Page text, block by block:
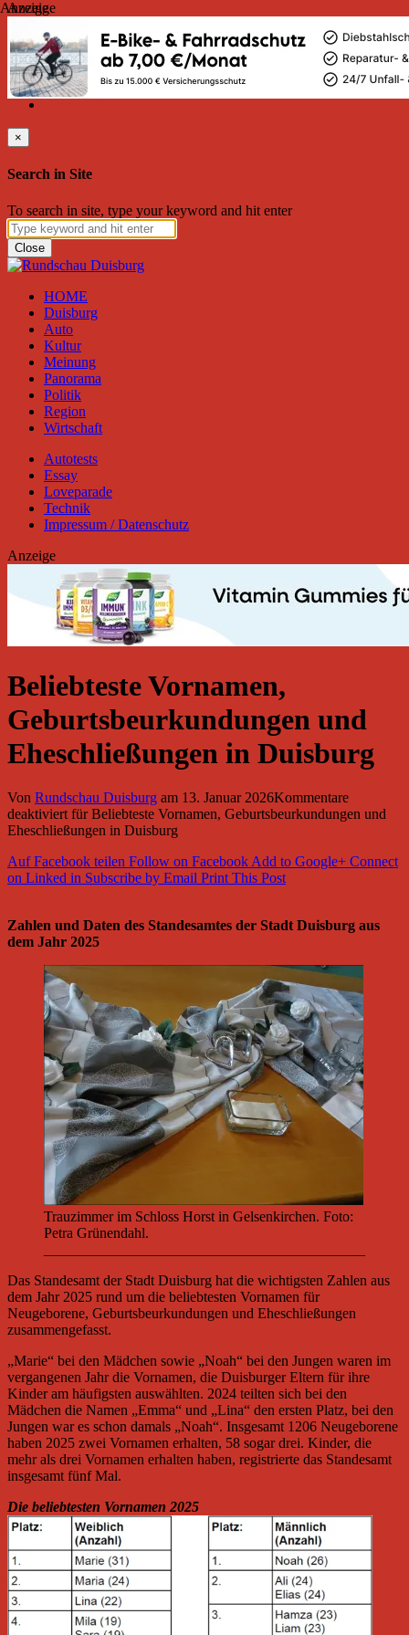
Freitag, August 07, 2026
Friend on Facebook Follow on Twitter
Subscribe to RSS
Search
×
Search in Site
To search in site, type your keyword and hit enter
Close
HOME
Duisburg
Auto
Kultur
Meinung
Panorama
Politik
Region
Wirtschaft
Autotests
Essay
Loveparade
Technik
Impressum / Datenschutz
Anzeige
Beliebteste Vornamen,
Geburtsbeurkundungen und
Eheschließungen in Duisburg
Von Rundschau Duisburg am 13. Januar 2026Kommentare
deaktiviertfür Beliebteste Vornamen, Geburtsbeurkundungen und
Eheschließungen in Duisburg
Auf Facebook teilen Follow on FacebookAdd to Google+ Connect
on Linked in Subscribe by Email Print This Post
Zahlen und Daten des Standesamtes der Stadt Duisburg aus
dem Jahr 2025
Trauzimmer im Schloss Horst in Gelsenkirchen. Foto:
Petra Grünendahl.
Das Standesamt der Stadt Duisburg hat die wichtigsten Zahlen aus
dem Jahr 2025 rund um die beliebtesten Vornamen für
Neugeborene, Geburtsbeurkundungen und Eheschließungen
zusammengefasst.
„Marie“ bei den Mädchen sowie „Noah“ bei den Jungen waren im
vergangenen Jahr die Vornamen, die Duisburger Eltern für ihre
Kinder am häufigsten auswählten. 2024 teilten sich bei den
Mädchen die Namen „Emma“ und „Lina“ den ersten Platz, bei den
Jungen war es schon damals „Noah“. Insgesamt 1206 Neugeborene
haben 2025 zwei Vornamen erhalten, 58 sogar drei. Kinder, die
mehr als drei Vornamen erhalten haben, registrierte das Standesamt
insgesamt fünf Mal.
Die beliebtesten Vornamen 2025
Anzeige
Anzeige